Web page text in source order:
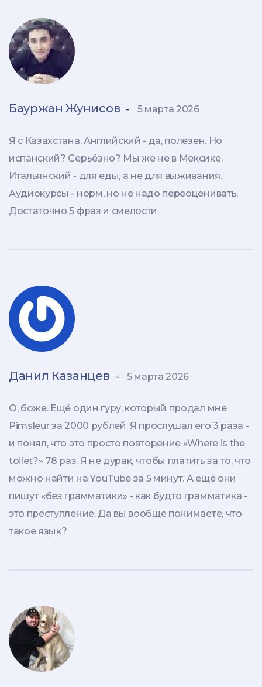
Бауржан Жунисов - 5 марта 2026
Я с Казахстана. Английский - да, полезен. Но
испанский? Серьёзно? Мы же не в Мексике.
Итальянский - для еды, а не для выживания.
Аудиокурсы - норм, но не надо переоценивать.
Достаточно 5 фраз и смелости.
Данил Казанцев - 5 марта 2026
О, боже. Ещё один гуру, который продал мне
Pimsleur за 2000 рублей. Я прослушал его 3 раза -
и понял, что это просто повторение «Where is the
toilet?» 78 раз. Я не дурак, чтобы платить за то, что
можно найти на YouTube за 5 минут. А ещё они
пишут «без грамматики» - как будто грамматика -
это преступление. Да вы вообще понимаете, что
такое язык?